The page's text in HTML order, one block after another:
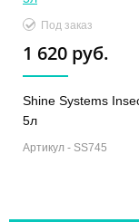
Под заказ
1 620 руб.
Shine Systems
5л
Артикул - SS745